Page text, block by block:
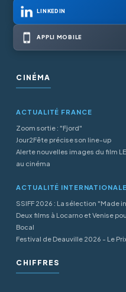
LINKEDIN
APPLI MOBILE
CINÉMA
ACTUALITÉ FRANCE
Zoom sortie : "Fjord"
Jour2Fête précise son line-up
Alerte nouvelles images du film
au cinéma
ACTUALITÉ INTERNATIONALE
SSIFF 2026 : La sélection "Made
Deux films à Locarno et Venise
Bocal
Festival de Deauville 2026 - Le
CHIFFRES